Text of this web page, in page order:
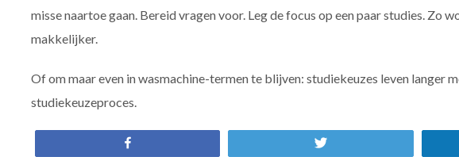
misse naartoe gaan. Bereid vragen voor. Leg de focus op een paar studies. Zo
makkelijker.
Of om maar even in wasmachine-termen te blijven: studiekeuzes leven langer
studiekeuzeproces.